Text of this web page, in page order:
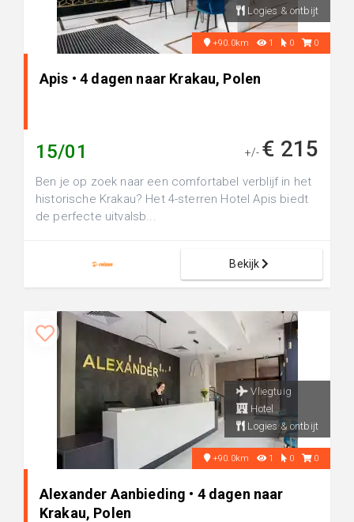
Logies & ontbijt
+90.0km 1 0 0
Apis • 4 dagen naar Krakau, Polen
15/01 +/- € 215
Ben je op zoek naar een comfortabel verblijf in het
historische Krakau? Het 4-sterren Hotel Apis biedt
de perfecte uitvalsb...
Bekijk
Vliegtuig
Hotel
Logies & ontbijt
+90.0km 1 0 0
Alexander Aanbieding • 4 dagen naar
Krakau, Polen